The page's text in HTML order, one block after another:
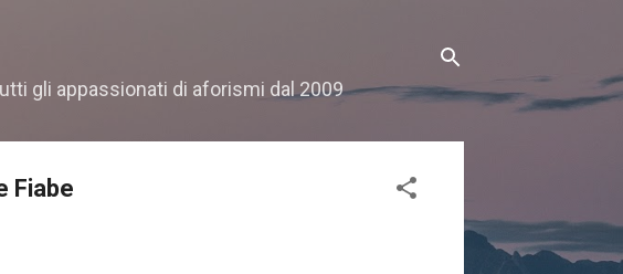
gli appassionati di aforismi dal 2009
Fiabe